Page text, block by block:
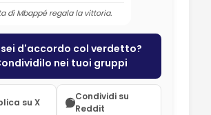
di Mbappé regala la vittoria.
sei d'accordo col verdetto?
nei tuoi gruppi
su X
Condividi su
Reddit